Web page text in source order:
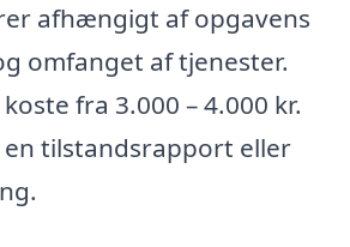
afhængigt af opgavens
omfanget af tjenester.
fra 3.000 – 4.000 kr.
tilstandsrapport eller